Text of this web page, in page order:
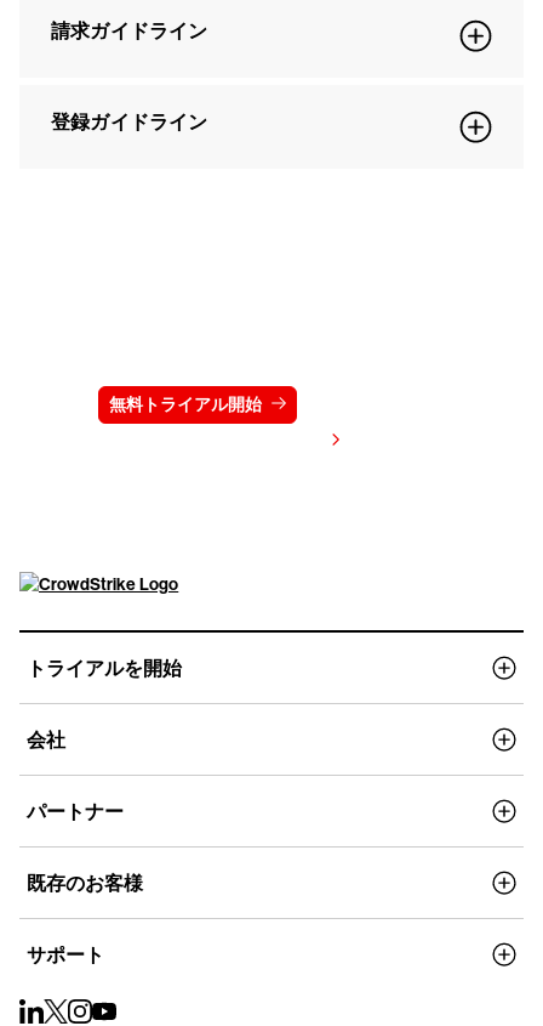
請求ガイドライン
登録ガイドライン
無料トライアル開始
トライアルを開始
会社
パートナー
既存のお客様
サポート